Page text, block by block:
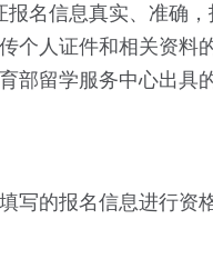
报名信息真实、准确
个人证件和相关资
部留学服务中心出
写的报名信息进行资